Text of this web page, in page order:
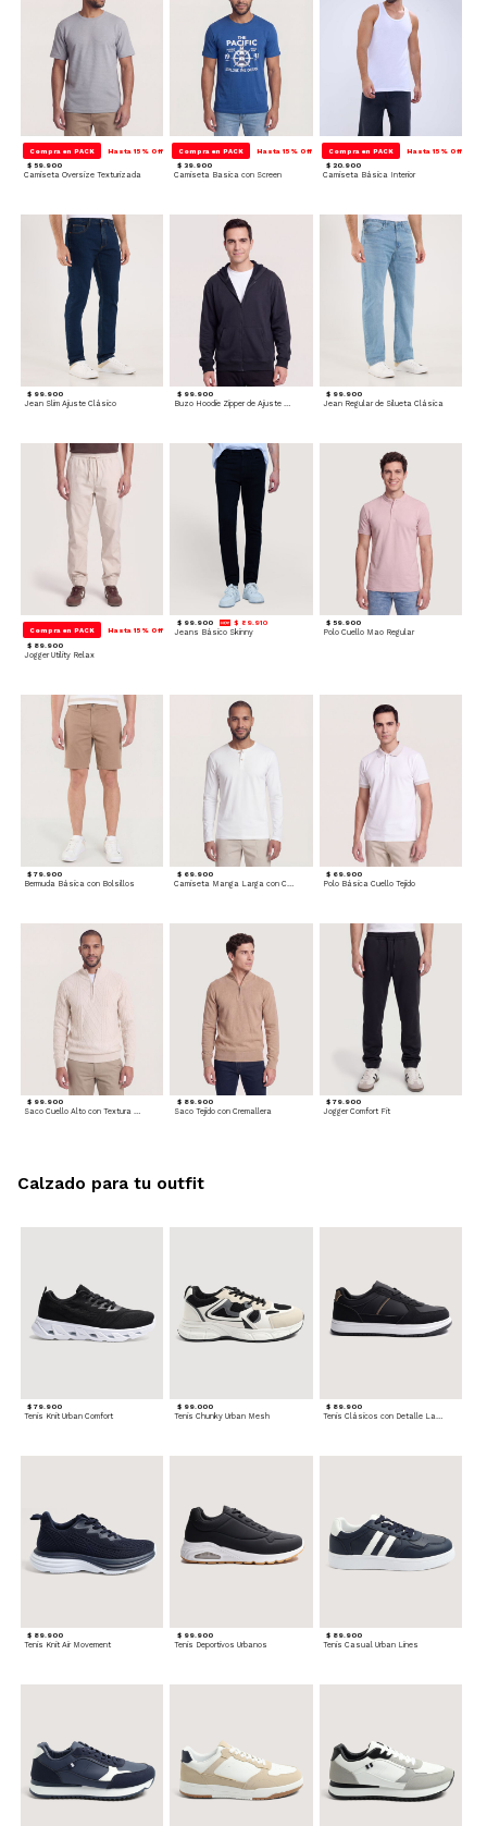
Compra en PACK Hasta 15% Off
$ 59.900
Camiseta Oversize Texturizada
Compra en PACK Hasta 15% Off
$ 39.900
Camiseta Basica con Screen
Compra en PACK Hasta 15% Off
$ 20.900
Camiseta Básica Interior
$ 99.900
Jean Slim Ajuste Clásico
$ 99.900
Buzo Hoodie Zipper de Ajuste Cómodo
$ 99.900
Jean Regular de Silueta Clásica
Compra en PACK Hasta 15% Off
$ 89.900
Jogger Utility Relax
$ 99.900 $ 89.910
Jeans Básico Skinny
$ 59.900
Polo Cuello Mao Regular
$ 79.900
Bermuda Básica con Bolsillos
$ 69.900 $ 69.900
Polo Básica Cuello Tejido
$ 99.900
Saco Cuello Alto con Textura Trenzada
$ 89.900
Saco Tejido con Cremallera
$ 79.900
Jogger Comfort Fit
$ 79.900
Tenis Knit Urban Comfort
$ 99.000
Tenis Chunky Urban Mesh
$ 89.900
Tenis Clásicos con Detalle Lateral
$ 89.900
Tenis Knit Air Movement
$ 99.900
Tenis Deportivos Urbanos
$ 89.900
Tenis Casual Urban Lines
Calzado para tu outfit